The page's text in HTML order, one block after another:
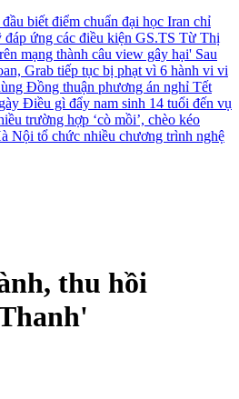
biết điểm chuẩn đại học Iran chỉ
ứng các điều kiện GS.TS Từ Thị
mạng thành câu view gây hại' Sau
Grab tiếp tục bị phạt vì 6 hành vi vi
Đồng thuận phương án nghỉ Tết
Điều gì đẩy nam sinh 14 tuổi đến vụ
trường hợp ‘cò mồi’, chèo kéo
Nội tổ chức nhiều chương trình nghệ
thu hồi